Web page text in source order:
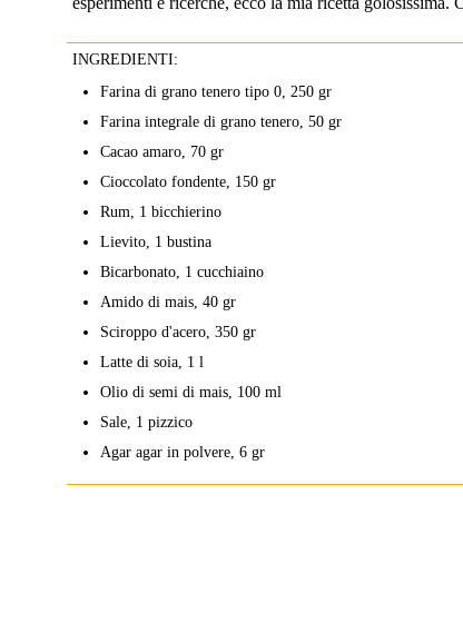
INGREDIENTI:
Farina di grano tenero tipo 0, 250 gr
Farina integrale di grano tenero, 50 gr
Cacao amaro, 70 gr
Cioccolato fondente, 150 gr
Rum, 1 bicchierino
Lievito, 1 bustina
Bicarbonato, 1 cucchiaino
Amido di mais, 40 gr
Sciroppo d'acero, 350 gr
Latte di soia, 1 l
Olio di semi di mais, 100 ml
Sale, 1 pizzico
Agar agar in polvere, 6 gr